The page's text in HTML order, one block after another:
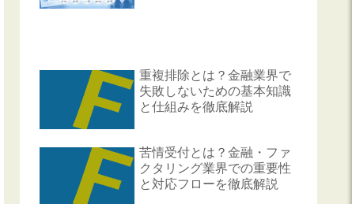
重複排除とは？金融業界で
失敗しないための基本知識
と仕組みを徹底解説
苦情受付とは？金融・ファ
クタリング業界での重要性
と対応フローを徹底解説